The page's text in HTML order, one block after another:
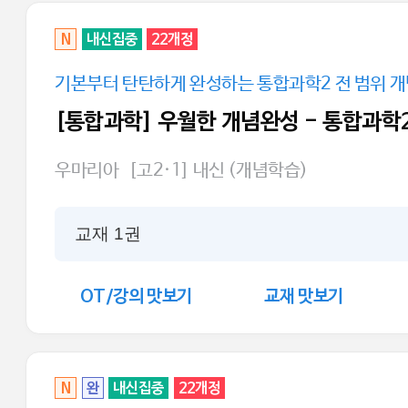
N 내신집중 22개정
기본부터 탄탄하게 완성하는 통합과학2 전 범위 개
[통합과학] 우월한 개념완성 - 통합과학
우마리아 [고2·1] 내신 (개념학습)
교재 1권
OT/강의 맛보기 교재 맛보기
N 완 내신집중 22개정